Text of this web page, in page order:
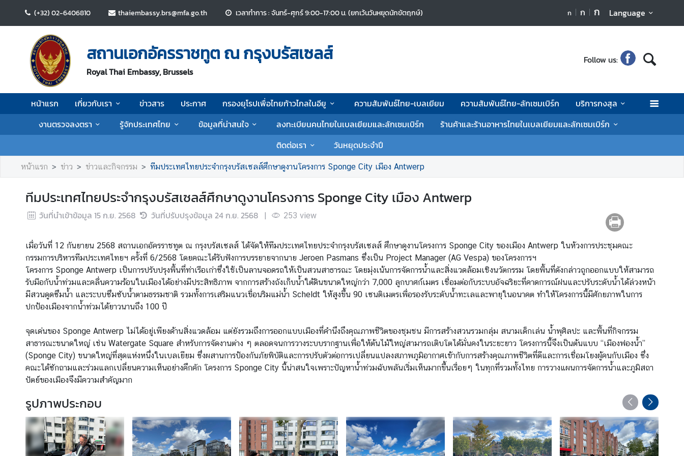
(+32) 02-6406810 thaiembassy.brs@mfa.go.th เวลาทำการ : จันทร์-ศุกร์ 9:00-17:00 น. (ยกเว้นวันหยุดนักขัตฤกษ์) ก ก ก Language
สถานเอกอัครราชทูต ณ กรุงบรัสเซลส์
Royal Thai Embassy, Brussels
Follow us:
หน้าแรก เกี่ยวกับเรา ข่าวสาร ประกาศ กรองยุโรปเพื่อไทยก้าวไกลในอียู ความสัมพันธ์ไทย-เบลเยียม ความสัมพันธ์ไทย-ลักเซมเบิร์ก
บริการกงสุล
งานตรวจลงตรา
รู้จักประเทศไทย ข้อมูลที่น่าสนใจ ลงทะเบียนคนไทยในเบลเยียมและลักเซมเบิร์ก
ร้านค้าและร้านอาหารไทยในเบลเยียมและลักเซมเบิร์ก
ติดต่อเรา
วันหยุดประจำปี
ก
เ
ว
กั
ร
า
ข่
า
ว
ส
า
ร
ป
ร
ะ
ก
า
ก
ร
อ
ง
หน้าแรก ข่าว ข่าวและกิจกรรม ทีมประเทศไทยประจำกรุงบรัสเซลส์ศึกษาดูงานโครงการ Sponge City เมือง Antwerp
ทีมประเทศไทยประจำกรุงบรัสเซลส์ศึกษาดูงานโครงการ Sponge City เมือง Antwerp
วันที่นำเข้าข้อมูล 15 ก.ย. 2568 วันที่ปรับปรุงข้อมูล 24 ก.ย. 2568 | 253 view
เมื่อวันที่ 12 กันยายน 2568 สถานเอกอัครราชทูต ณ กรุงบรัสเซลส์ ได้จัดให้ทีมประเทศไทยประจำกรุงบรัสเซลส์ ศึกษาดูงานโครงการ Sponge City ของเมือง Antwerp ในห้วงการประชุมคณะ
กรรมการบริหารทีมประเทศไทยฯ ครั้งที่ 6/2568 โดยคณะได้รับฟังการบรรยายจากนาย Jeroen Pasmans ซึ่งเป็น Project Manager (AG Vespa) ของโครงการฯ
โครงการ Sponge Antwerp เป็นการปรับปรุงพื้นที่ท่าเรือเก่าซึ่งใช้เป็นลานจอดรถให้เป็นสวนสาธารณะ โดยมุ่งเน้นการจัดการน้ำและสิ่งแวดล้อมเชิงนวัตกรรม โดยพื้นที่ดังกล่าวถูกออกแบบให้สามารถ
รับมือกับน้ำท่วมและคลื่นความร้อนในเมืองได้อย่างมีประสิทธิภาพ จากการสร้างถังเก็บน้ำใต้ดินขนาดใหญ่กว่า 7,000 ลูกบาศก์เมตร เชื่อมต่อกับระบบอัจฉริยะที่คาดการณ์ฝนและปรับระดับน้ำได้ล่วงหน้า
มีสวนดูดซึมน้ำ และระบบซึมซับน้ำตามธรรมชาติ รวมทั้งการเสริมแนวเขื่อนริมแม่น้ำ Scheldt ให้สูงขึ้น 90 เซนติเมตรเพื่อรองรับระดับน้ำทะเลและพายุในอนาคต ทำให้โครงการนี้มีศักยภาพในการ
ปกป้องเมืองจากน้ำท่วมได้ยาวนานถึง 100 ปี
จุดเด่นของ Sponge Antwerp ไม่ได้อยู่เพียงด้านสิ่งแวดล้อม แต่ยังรวมถึงการออกแบบเมืองที่คำนึงถึงคุณภาพชีวิตของชุมชน มีการสร้างสวนรวมกลุ่ม สนามเด็กเล่น น้ำพุศิลปะ และพื้นที่กิจกรรม
สาธารณะขนาดใหญ่ เช่น Watergate Square สำหรับการจัดงานต่าง ๆ ตลอดจนการวางระบบรากฐานเพื่อให้ต้นไม้ใหญ่สามารถเติบโตได้มั่นคงในระยะยาว โครงการนี้จึงเป็นต้นแบบ “เมืองฟองน้ำ”
(Sponge City) ขนาดใหญ่ที่สุดแห่งหนึ่งในเบลเยียม ซึ่งผสานการป้องกันภัยพิบัติและการปรับตัวต่อการเปลี่ยนแปลงสภาพภูมิอากาศเข้ากับการสร้างคุณภาพชีวิตที่ดีและการเชื่อมโยงผู้คนกับเมือง ซึ่ง
คณะได้ซักถามและร่วมแลกเปลี่ยนความเห็นอย่างคึกคัก โครงการ Sponge City นี้น่าสนใจเพราะปัญหาน้ำท่วมฉับพลันเริ่มเห็นมากขึ้นเรื่อยๆ ในทุกที่รวมทั้งไทย การวางแผนการจัดการน้ำและภูมิสถา
ปัตย์ของเมืองจึงมีความสำคัญมาก
รูปภาพประกอบ